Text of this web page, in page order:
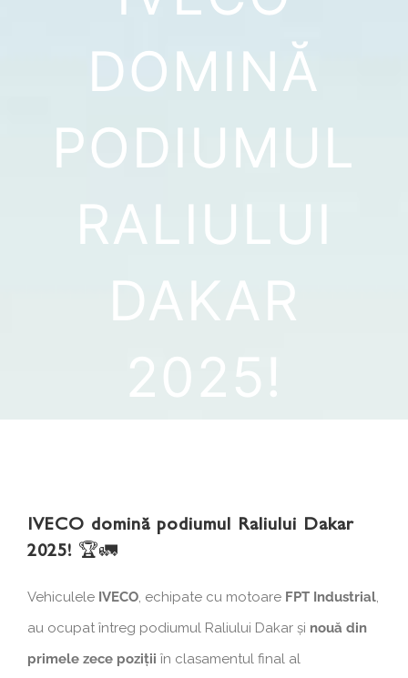
DOMINĂ
PODIUMUL
RALIULUI
DAKAR
2025!
IVECO domină podiumul Raliului Dakar
2025!🏆🚛
Vehiculele IVECO, echipate cu motoare FPT Industrial,
au ocupat întreg podiumul Raliului Dakar și nouă din
primele zece poziții în clasamentul final al